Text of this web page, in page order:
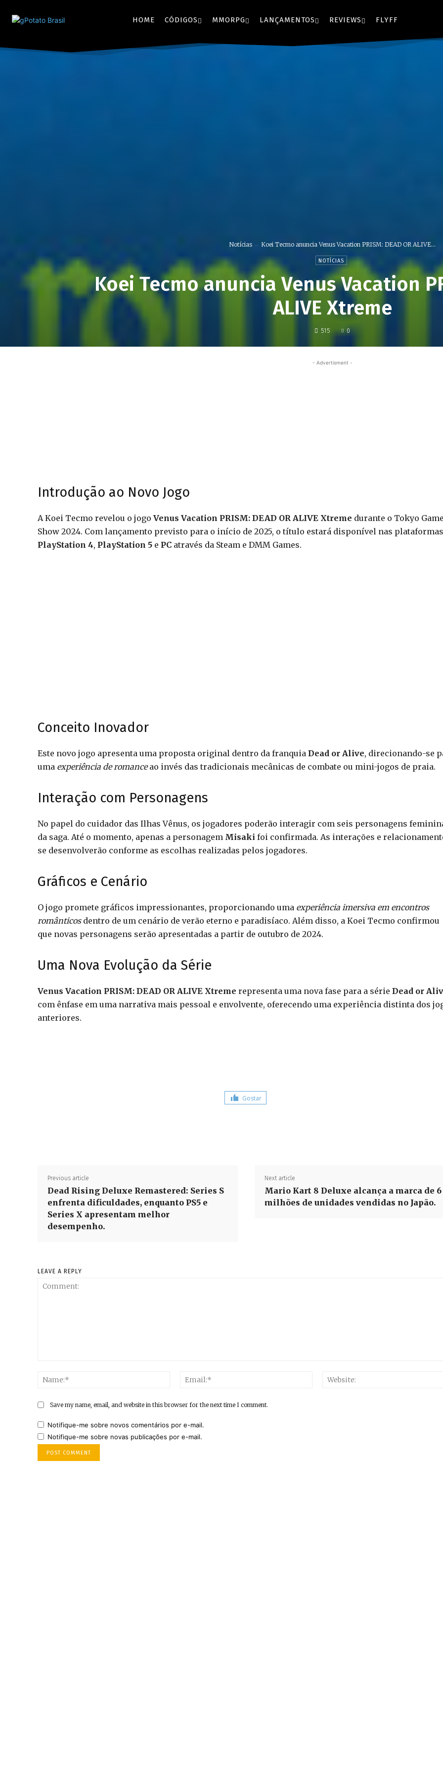
HOME CÓDIGOS MMORPG LANÇAMENTOS REVIEWS FLYFF
Notícias Koei Tecmo anuncia Venus Vacation PRISM: DEAD OR ALIVE...
NOTÍCIAS
Koei Tecmo anuncia Venus Vacation
ALIVE Xtreme
515 0
- Advertisment -
Introdução ao Novo Jogo
A Koei Tecmo revelou o jogo Venus Vacation PRISM: DEAD OR ALIVE Xtreme durante o Tokyo Game
Show 2024. Com lançamento previsto para o início de 2025, o título estará disponível nas plataformas
PlayStation 4, PlayStation 5 e PC através da Steam e DMM Games.
Conceito Inovador
Este novo jogo apresenta uma proposta original dentro da franquia Dead or Alive, direcionando-se
uma experiência de romanceao invés das tradicionais mecânicas de combate ou mini-jogos de praia.
Interação com Personagens
No papel do cuidador das Ilhas Vênus, os jogadores poderão interagir com seis personagens
da saga. Até o momento, apenas a personagem Misaki foi confirmada. As interações e
se desenvolverão conforme as escolhas realizadas pelos jogadores.
Gráficos e Cenário
O jogo promete gráficos impressionantes, proporcionando uma experiência imersiva em encontros
românticosdentro de um cenário de verão eterno e paradisíaco. Além disso, a Koei Tecmo confirmou
que novas personagens serão apresentadas a partir de outubro de 2024.
Uma Nova Evolução da Série
Venus Vacation PRISM: DEAD OR ALIVE Xtreme representa uma nova fase para a série Dead or
com ênfase em uma narrativa mais pessoal e envolvente, oferecendo uma experiência distinta dos
anteriores.
Gostar
Previous article
Dead Rising Deluxe Remastered: Series S
enfrenta dificuldades, enquanto PS5 e
Series X apresentam melhor
desempenho.
Next article
Mario Kart 8 Deluxe alcança a marca de 6
milhões de unidades vendidas no Japão.
LEAVE A REPLY
Name:*
Email:*
Save my name, email, and website in this browser for the next time I comment.
Notifique-me sobre novos comentários por e-mail.
Notifique-me sobre novas publicações por e-mail.